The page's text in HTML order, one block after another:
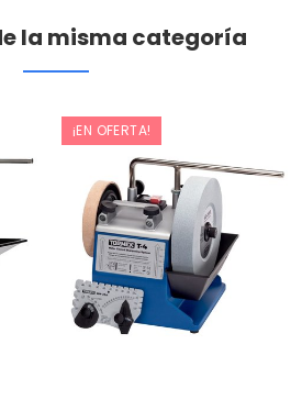
la misma categoría
¡EN OFERTA!